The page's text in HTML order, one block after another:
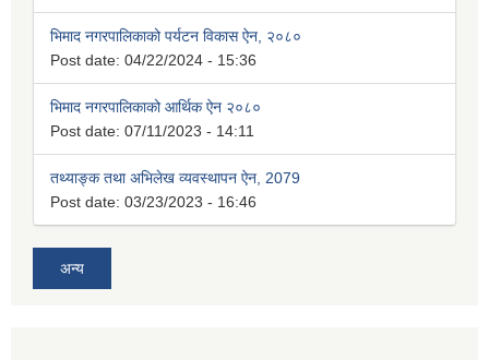
भिमाद नगरपालिकाको पर्यटन विकास ऐन, २०८०
Post date: 04/22/2024 - 15:36
भिमाद नगरपालिकाको आर्थिक ऐन २०८०
Post date: 07/11/2023 - 14:11
तथ्याङ्क तथा अभिलेख व्यवस्थापन ऐन, 2079
Post date: 03/23/2023 - 16:46
अन्य